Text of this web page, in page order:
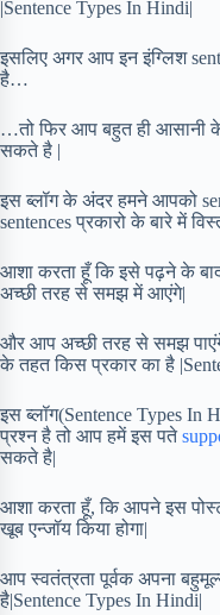
|Sentence Types In Hindi|
इसलिए अगर आप इन इंग्लिश
है…
…तो फिर आप बहुत ही आसानी
सकते है |
इस ब्लॉग के अंदर हमने आपको
sentences प्रकारो के बारे में
आशा करता हूँ कि इसे पढ़ने के
अच्छी तरह से समझ में आएंगे|
और आप अच्छी तरह से समझ
के तहत किस प्रकार का है
इस ब्लॉग(Sentence Types
प्रश्न है तो आप हमें इस पते
सकते है|
आशा करता हूँ, कि आपने इस
खूब एन्जॉय किया होगा|
आप स्वतंत्रता पूर्वक अपना
है|Sentence Types In Hindi|